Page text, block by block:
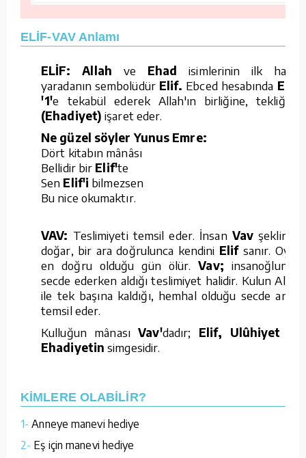
ELİF-VAV Anlamı
ELİF: Allah ve Ehad isimlerinin ilk harfi,
yaradanın sembolüdür Elif. Ebced hesabında Elif;
'1'e tekabül ederek Allah'ın birliğine, tekliğine
(Ehadiyet) işaret eder.
Ne güzel söyler Yunus Emre:
Dört kitabın mânâsı
Bellidir bir Elif'te
Sen Elif'i bilmezsen
Bu nice okumaktır.
VAV: Teslimiyeti temsil eder. İnsan Vav şeklinde
doğar, bir ara doğrulunca kendini Elifsanır. Oysa
en doğru olduğu gün ölür.Vav; insanoğlunun
secde ederken aldığı teslimiyet halidir. Kulun Allah
ile tek başına kaldığı, hemhal olduğu secde anını
temsil eder.
Kulluğun mânasıVav'dadır; Elif, Ulûhiyet
Ehadiyetin simgesidir.
KİMLERE OLABİLİR?
1- Anneye manevi hediye
2- Eş için manevi hediye